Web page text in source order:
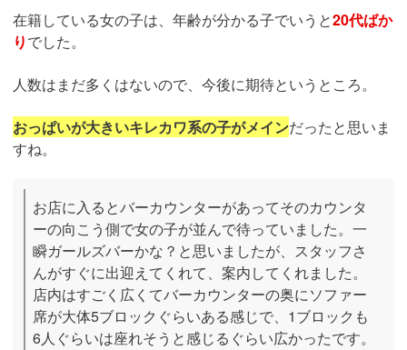
在籍している女の子は、年齢が分かる子でいうと20代ばか
りでした。
人数はまだ多くはないので、今後に期待というところ。
おっぱいが大きいキレカワ系の子がメインだったと思いま
すね。
お店に入るとバーカウンターがあってそのカウンタ
ーの向こう側で女の子が並んで待っていました。一
瞬ガールズバーかな？と思いましたが、スタッフさ
んがすぐに出迎えてくれて、案内してくれました。
店内はすごく広くてバーカウンターの奥にソファー
席が大体5ブロックぐらいある感じで、1ブロックも
6人ぐらいは座れそうと感じるぐらい広かったです。